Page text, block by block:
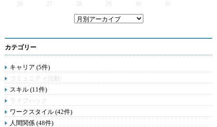
26
27 28 29 30 31
カテゴリー
キャリア (5件)
コミュニティ活動
スキル (11件)
ライフハック
ワークスタイル (42件)
人間関係 (48件)